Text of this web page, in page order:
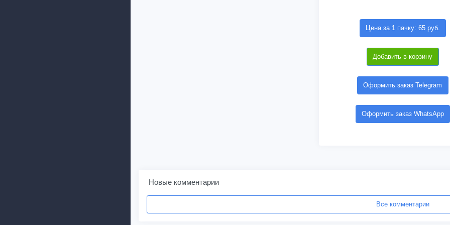
Цена за 1 пачку: 65 руб.
Добавить в корзину
Оформить заказ Telegram
Оформить заказ WhatsApp
Новые комментарии
Все комментарии